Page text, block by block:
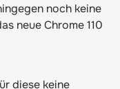
noch keine
neue Chrome 110
diese keine